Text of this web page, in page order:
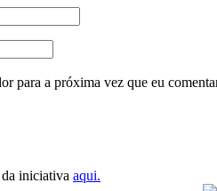
para a próxima vez que eu
iniciativa aqui.